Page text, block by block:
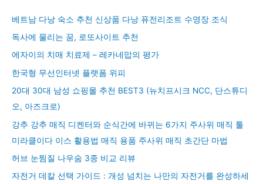
베트남 다낭 숙소 추천 신상품 다낭 퓨전리조트 수영장 조식
독사에 물리는 꿈, 로또사이트 추천
에자이의 치매 치료제 – 레카네맙의 평가
한국형 무선인터넷 플랫폼 위피
20대 30대 남성 쇼핑몰 추천 BEST3 (뉴치프시크 NCC, 단스튜디
오, 아즈크로)
강추 강추 매직 디켄터와 순식간에 바뀌는 6가지 주사위 매직 툴
미라클이다 이스 활용법 매직 용품 주사위 매직 초간단 마법
허브 눈찜질 나우숨 3종 비교 리뷰
자전거 데칼 선택 가이드 : 개성 넘치는 나만의 자전거를 완성하세